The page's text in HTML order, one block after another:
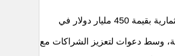
أعلن العراق عن فرص استثمارية بقيمة 450 مليار دولار في
وسط دعوات لتعزيز الشراكات مع